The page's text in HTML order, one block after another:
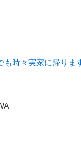
も時々実家に帰りま